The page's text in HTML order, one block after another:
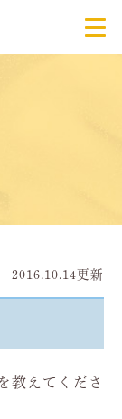
2016.10.14更新
教えてくださ